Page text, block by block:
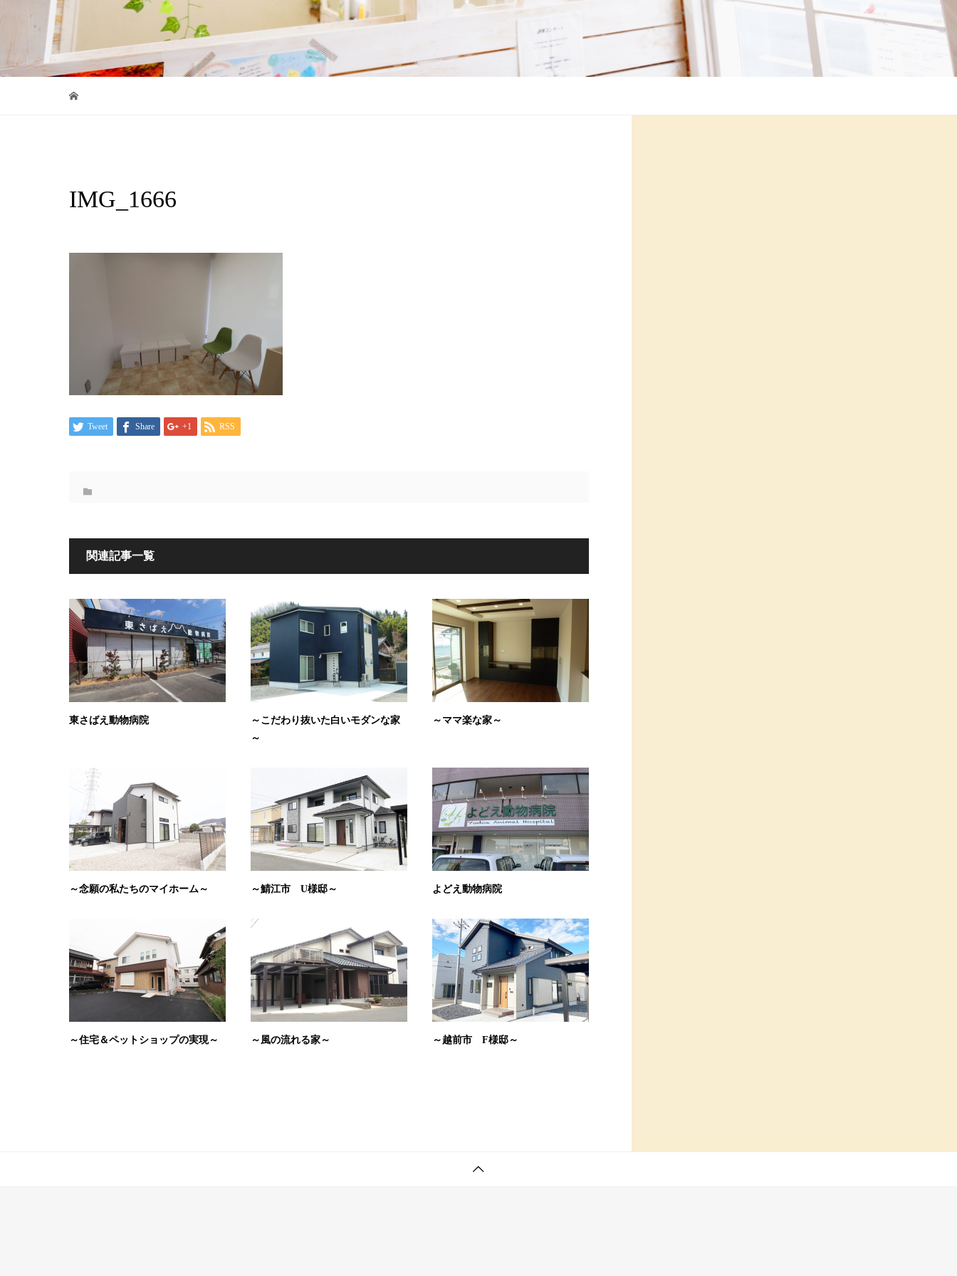
IMG_1666
Tweet Share +1 RSS
関連記事一覧
東さばえ動物病院
～こだわり抜いた白いモダンな家
～
～ママ楽な家～
～念願の私たちのマイホーム～ ～鯖江市 U様邸～ よどえ動物病院
～住宅＆ペットショップの実現～ ～風の流れる家～ ～越前市 F様邸～